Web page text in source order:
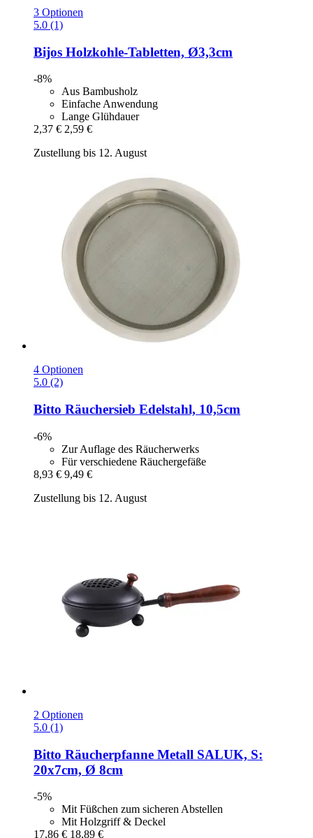
3 Optionen
5.0 (1)
Bijos Holzkohle-​Tabletten, Ø3,3cm
-8%
Aus Bambusholz
Einfache Anwendung
Lange Glühdauer
2,37 € 2,59 €
Zustellung bis 12. August
4 Optionen
5.0 (2)
Bitto Räuchersieb Edelstahl, 10,5cm
-6%
Zur Auflage des Räucherwerks
Für verschiedene Räuchergefäße
8,93 € 9,49 €
Zustellung bis 12. August
2 Optionen
5.0 (1)
Bitto Räucherpfanne Metall SALUK, S:
20x7cm, Ø 8cm
-5%
Mit Füßchen zum sicheren Abstellen
Mit Holzgriff & Deckel
17,86 € 18,89 €